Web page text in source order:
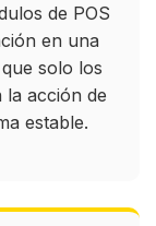
de POS
en una
solo los
la acción de
estable.